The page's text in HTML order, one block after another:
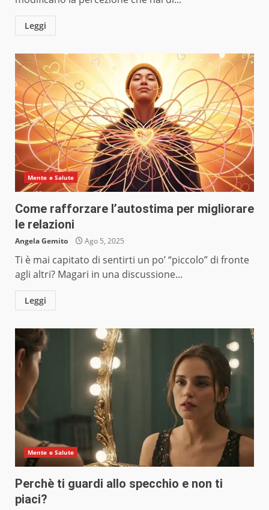
Leggi
Mente e Salute
Come rafforzare l’autostima per migliorare
le relazioni
Angela Gemito Ago 5, 2025
Ti è mai capitato di sentirti un po’ “piccolo” di fronte
agli altri? Magari in una discussione...
Leggi
Mente e Salute
Perchè ti guardi allo specchio e non ti
piaci?